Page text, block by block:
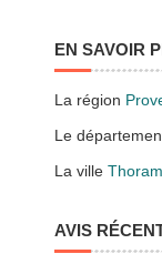
EN SAVOIR
La région
Le
La ville
AVIS